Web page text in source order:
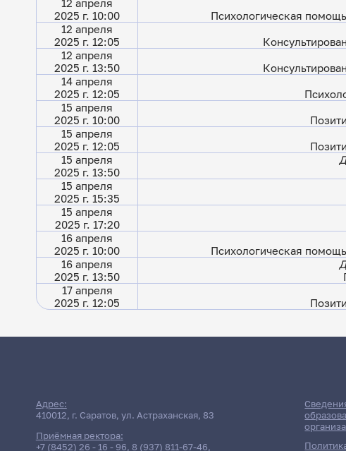
12 апреля
2025 г. 10:00
Психологическая
12 апреля
2025 г. 12:05
12 апреля
2025 г. 13:50
14 апреля
2025 г. 12:05
15 апреля
2025 г. 10:00
15 апреля
2025 г. 12:05
15 апреля
2025 г. 13:50
15 апреля
2025 г. 15:35
15 апреля
2025 г. 17:20
16 апреля
2025 г. 10:00
Психологическая
16 апреля
2025 г. 13:50
17 апреля
2025 г. 12:05
Расписание
Адрес:
410012, г. Саратов, ул. Астраханская, 83
Приёмная ректора:
+7 (8452) 26 - 16 - 96, 8 (937) 811-67-46,